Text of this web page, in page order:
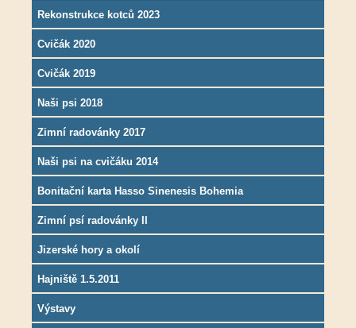
Rekonstrukce kotců 2023
Cvičák 2020
Cvičák 2019
Naši psi 2018
Zimní radovánky 2017
Naši psi na cvičáku 2014
Bonitační karta Hasso Sinenesis Bohemia
Zimní psí radovánky II
Jizerské hory a okolí
Hajniště 1.5.2011
Výstavy